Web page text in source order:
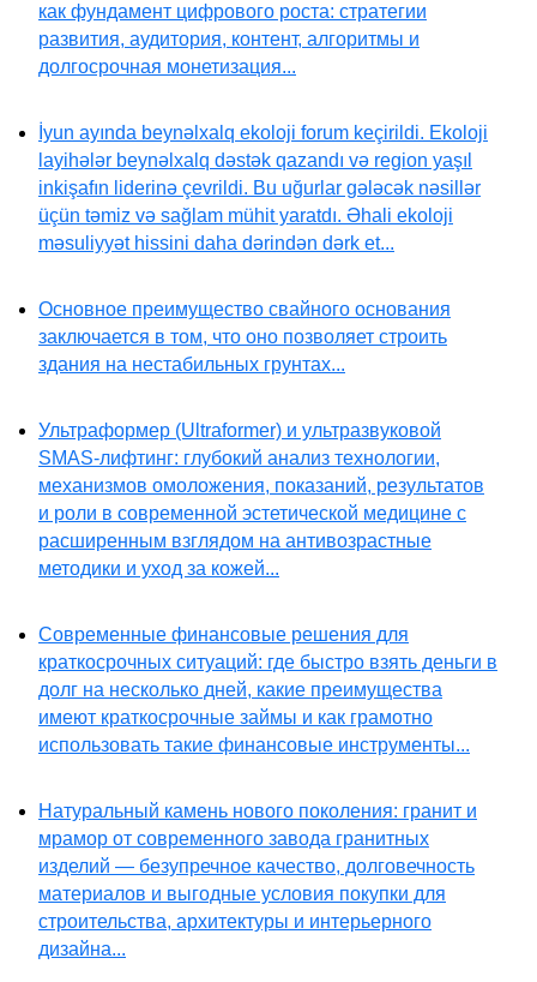
как фундамент цифрового роста: стратегии
развития, аудитория, контент, алгоритмы и
долгосрочная монетизация...
İyun ayında beynəlxalq ekoloji forum keçirildi. Ekoloji
layihələr beynəlxalq dəstək qazandı və region yaşıl
inkişafın liderinə çevrildi. Bu uğurlar gələcək nəsillər
üçün təmiz və sağlam mühit yaratdı. Əhali ekoloji
məsuliyyət hissini daha dərindən dərk et...
Основное преимущество свайного основания
заключается в том, что оно позволяет строить
здания на нестабильных грунтах...
Ультраформер (Ultraformer) и ультразвуковой
SMAS-лифтинг: глубокий анализ технологии,
механизмов омоложения, показаний, результатов
и роли в современной эстетической медицине с
расширенным взглядом на антивозрастные
методики и уход за кожей...
Современные финансовые решения для
краткосрочных ситуаций: где быстро взять деньги в
долг на несколько дней, какие преимущества
имеют краткосрочные займы и как грамотно
использовать такие финансовые инструменты...
Натуральный камень нового поколения: гранит и
мрамор от современного завода гранитных
изделий — безупречное качество, долговечность
материалов и выгодные условия покупки для
строительства, архитектуры и интерьерного
дизайна...